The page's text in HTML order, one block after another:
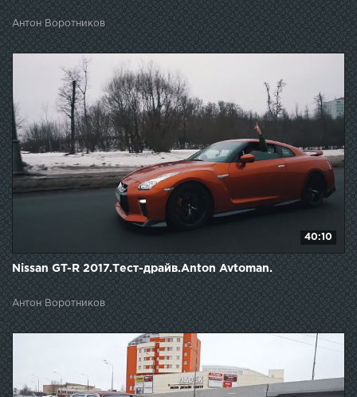
Антон Воротников
40:10
Nissan GT-R 2017.Тест-драйв.Anton Avtoman.
Антон Воротников